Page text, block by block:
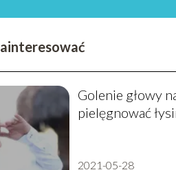
Golenie głowy
pielęgnować
2021-05-28